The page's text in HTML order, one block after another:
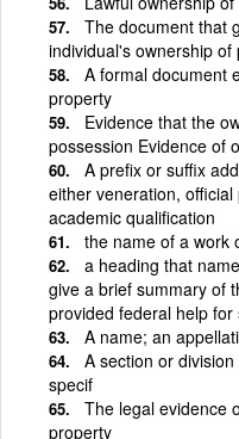
The document that
individual's ownership of
A formal document
property
Evidence that the
possession Evidence of
A prefix or suffix
either veneration,
academic qualification
the name of a work
a heading that
give a brief summary of
provided federal help for
A name; an
A section or
specif
The legal evidence
property